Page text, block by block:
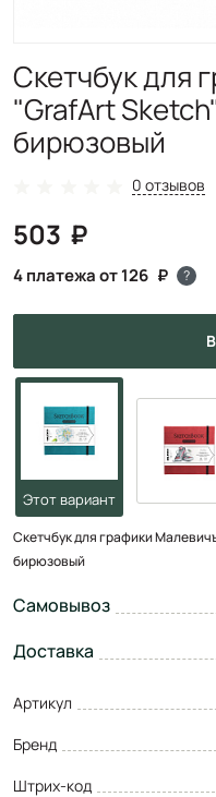
Скетчбук для
"GrafArt
бирюзовый
0 отзывов
503
4 платежа от 126 ?
Скетчбук для графики
бирюзовый
Самовывоз
Доставка
Артикул
Бренд
Штрих-код